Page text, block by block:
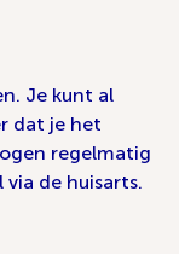
Je kunt al
dat je het
regelmatig
de huisarts.